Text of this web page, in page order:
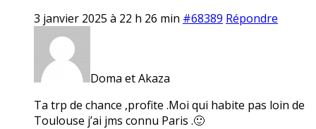
3 janvier 2025 à 22 h 26 min #68389 Répondre
Doma et Akaza
Ta trp de chance ,profite .Moi qui habite pas loin de
Toulouse j’ai jms connu Paris .🙂